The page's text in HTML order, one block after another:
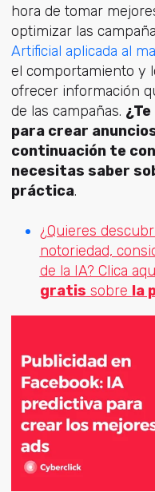
hora de tomar
optimizar las
Artificial aplicada al
el comportamiento y
ofrecer información
de las campañas.
para crear
continuación te
necesitas saber
práctica.
¿Quieres
notoriedad,
de la IA? Clica
gratis sobre la